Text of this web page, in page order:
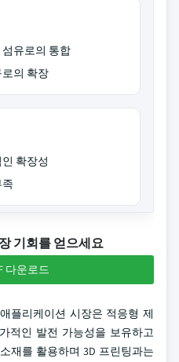
유로의 통합
의 확장
확장성
기회를 얻으세요
다운로드
플리케이션 시장은 적응형 제
적인 발전 가능성을 보유하고
재를 활용하며 3D 프린팅과는